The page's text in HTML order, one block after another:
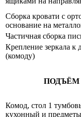
Сборка кровати с
основание на
Частичная сборка
Крепление зеркала к
(комоду)
ПОДЪЁМ
Комод, стол 1
кухонный и